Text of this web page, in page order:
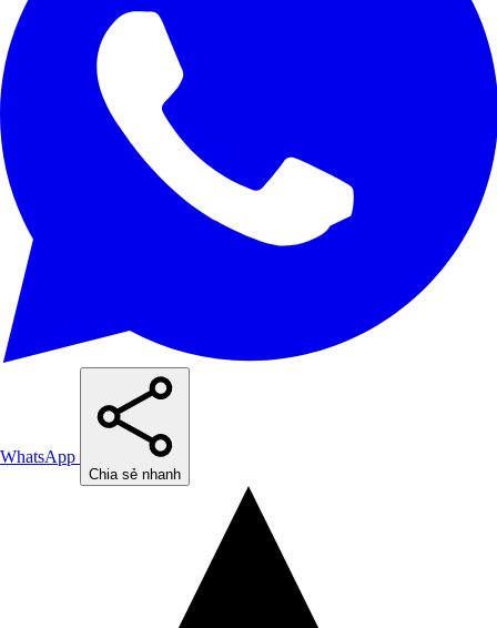
WhatsApp
Chia sẻ nhanh